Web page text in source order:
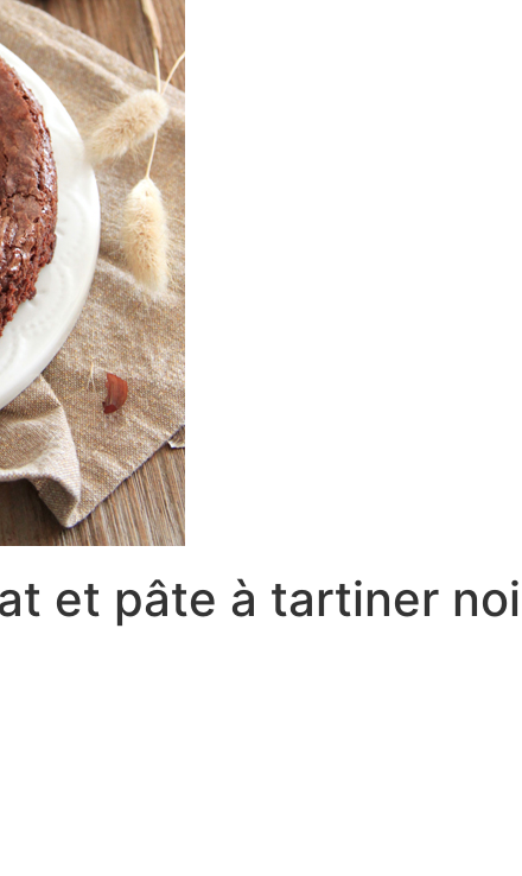
et pâte à tartiner